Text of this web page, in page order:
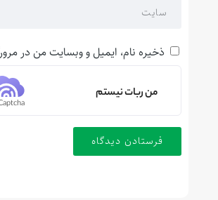
ذخیره نام، ایمیل و وبسایت من در
من ربات نیستم